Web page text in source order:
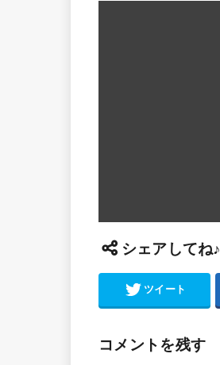
シェアしてね♪
ツイート
コメントを残す